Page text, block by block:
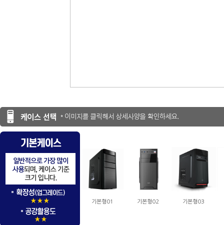
기본형01 기본형02 기본형03